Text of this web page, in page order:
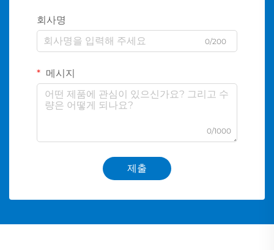
회사명
0/200
메시지
0/1000
제출